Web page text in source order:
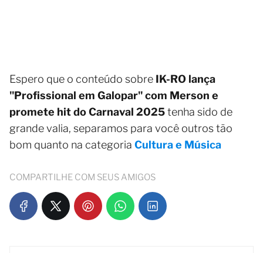
Espero que o conteúdo sobre IK-RO lança
"Profissional em Galopar" com Merson e
promete hit do Carnaval 2025tenha sido de
grande valia, separamos para você outros tão
bom quanto na categoria Cultura e Música
COMPARTILHE COM SEUS AMIGOS